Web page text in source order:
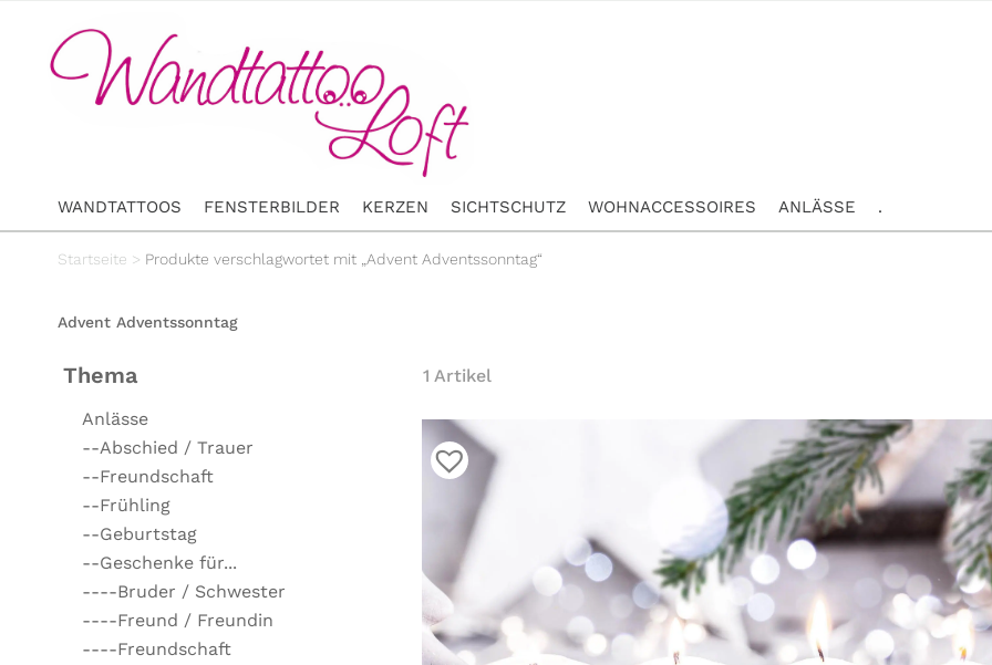
WANDTATTOOS FENSTERBILDER KERZEN SICHTSCHUTZ WOHNACCESSOIRES ANLÄSSE .
Startseite > Produkte verschlagwortet mit „Advent Adventssonntag“
Advent Adventssonntag
Thema
Anlässe
--Abschied / Trauer
--Freundschaft
--Frühling
--Geburtstag
--Geschenke für...
----Bruder / Schwester
----Freund / Freundin
----Freundschaft
1 Artikel